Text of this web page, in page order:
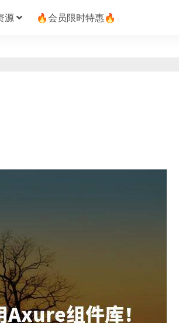
源 🔥会员限时特惠🔥